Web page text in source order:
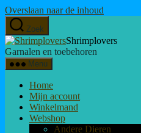
Overslaan naar de inhoud
Zoek
Shrimplovers
Garnalen en toebehoren
Menu
Home
Mijn account
Winkelmand
Webshop
Andere Dieren